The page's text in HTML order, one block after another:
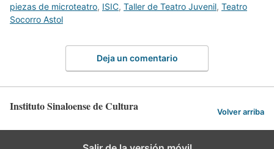
piezas de microteatro, ISIC, Taller de Teatro Juvenil, Teatro
Socorro Astol
Deja un comentario
Instituto Sinaloense de Cultura Volver arriba